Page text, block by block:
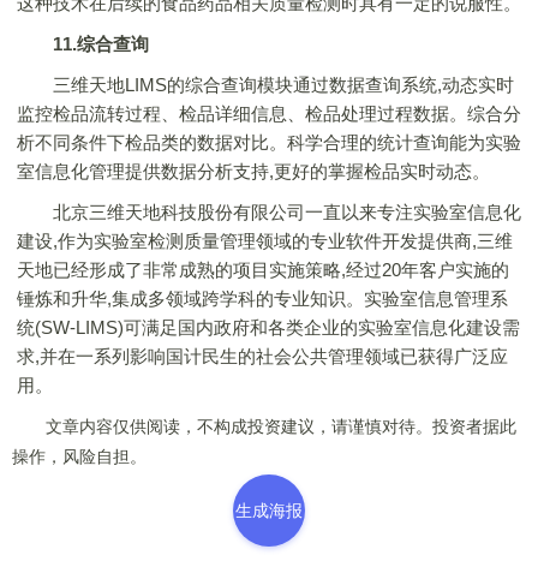
11.综合查询
三维天地LIMS的综合查询模块通过数据查询系统,动态实时
监控检品流转过程、检品详细信息、检品处理过程数据。综合分
析不同条件下检品类的数据对比。科学合理的统计查询能为实验
室信息化管理提供数据分析支持,更好的掌握检品实时动态。
北京三维天地科技股份有限公司一直以来专注实验室信息化
建设,作为实验室检测质量管理领域的专业软件开发提供商,三维
天地已经形成了非常成熟的项目实施策略,经过20年客户实施的
锤炼和升华,集成多领域跨学科的专业知识。实验室信息管理系
统(SW-LIMS)可满足国内政府和各类企业的实验室信息化建设需
求,并在一系列影响国计民生的社会公共管理领域已获得广泛应
用。
文章内容仅供阅读，不构成投资建议，请谨慎对待。投资者据此
操作，风险自担。
生成海报